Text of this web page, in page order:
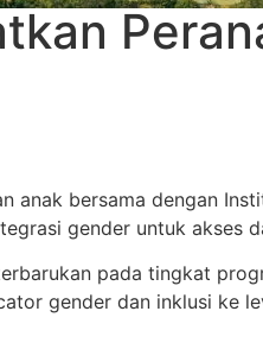
bersama dengan
gender untuk akses
pada tingkat
gender dan inklusi ke